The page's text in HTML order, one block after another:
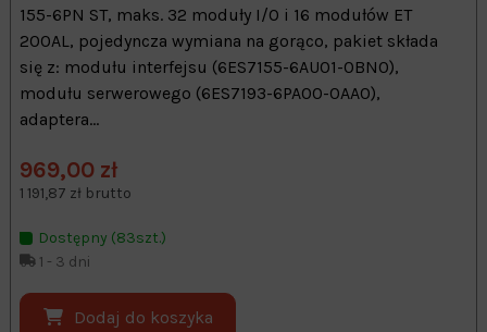
155-6PN ST, maks. 32 moduły I/O i 16 modułów ET
200AL, pojedyncza wymiana na gorąco, pakiet składa
się z: modułu interfejsu (6ES7155-6AU01-0BN0),
modułu serwerowego (6ES7193-6PA00-0AA0),
adaptera...
969,00 zł
1 191,87 zł brutto
Dostępny (83szt.)
1 - 3 dni
Dodaj do koszyka